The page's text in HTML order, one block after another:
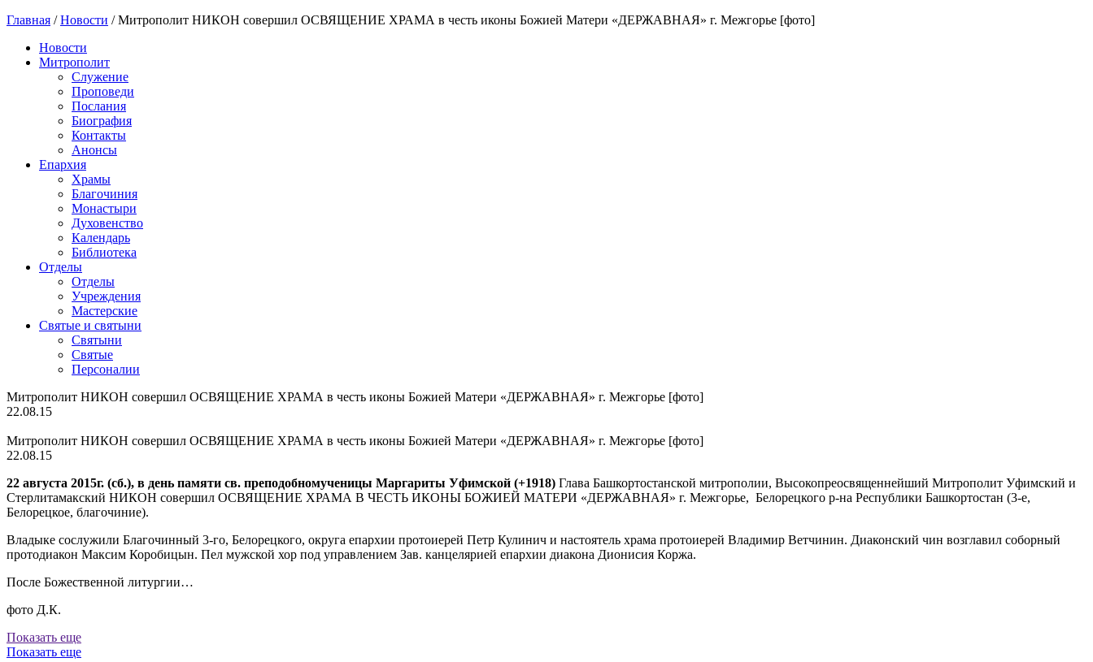
Главная /Новости /Митрополит НИКОН совершил ОСВЯЩЕНИЕ ХРАМА в честь иконы Божией Матери «ДЕРЖАВНАЯ» г. Межгорье [фото]
Новости
Митрополит
Служение
Проповеди
Послания
Биография
Контакты
Анонсы
Епархия
Храмы
Благочиния
Монастыри
Духовенство
Календарь
Библиотека
Отделы
Отделы
Учреждения
Мастерские
Святые и святыни
Cвятыни
Cвятые
Персоналии
Митрополит НИКОН совершил ОСВЯЩЕНИЕ ХРАМА в честь иконы Божией Матери «ДЕРЖАВНАЯ» г. Межгорье [фото]
22.08.15
Митрополит НИКОН совершил ОСВЯЩЕНИЕ ХРАМА в честь иконы Божией Матери «ДЕРЖАВНАЯ» г. Межгорье [фото]
22.08.15
22 августа 2015г. (сб.), в день памяти св. преподобномученицы Маргариты Уфимской (+1918) Глава Башкортостанской митрополии, Высокопреосвященнейший Митрополит Уфимский и
Стерлитамакский НИКОН совершил ОСВЯЩЕНИЕ ХРАМА В ЧЕСТЬ ИКОНЫ БОЖИЕЙ МАТЕРИ «ДЕРЖАВНАЯ» г. Межгорье, Белорецкого р-на Республики Башкортостан (3-е,
Белорецкое, благочиние).
Владыке сослужили Благочинный 3-го, Белорецкого, округа епархии протоиерей Петр Кулинич и настоятель храма протоиерей Владимир Ветчинин. Диаконский чин возглавил соборный
протодиакон Максим Коробицын. Пел мужской хор под управлением Зав. канцелярией епархии диакона Дионисия Коржа.
После Божественной литургии…
фото Д.К.
Показать еще
Показать еще